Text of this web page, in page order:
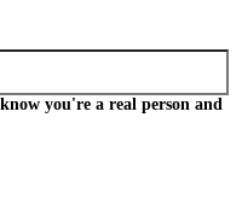
you're a real person and